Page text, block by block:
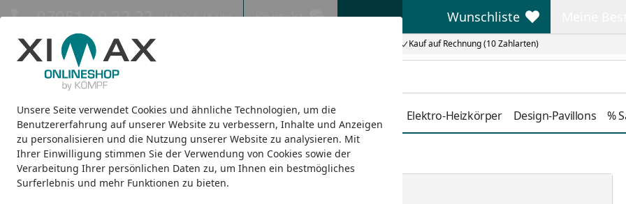
Unsere Seite verwendet Cookies und ähnliche Technologien, um die
Benutzererfahrung auf unserer Website zu verbessern, Inhalte und Anzeigen
zu personalisieren und die Nutzung unserer Website zu analysieren. Mit
Ihrer Einwilligung stimmen Sie der Verwendung von Cookies sowie der
Verarbeitung Ihrer persönlichen Daten zu, um Ihnen ein bestmögliches
Surferlebnis und mehr Funktionen zu bieten.
Eigene Montage-Teams Kauf auf Rechnung (10 Zahlarten)
07051 / 9 22 22 Mo-Fr. 8-16 Uhr Kontakt Wunschliste
Wunschliste
Design-Carports Design-Heizkörper Infrarot-Heizkörper Duschkabinen Elektro-Heizkörper Design-Pavillons %
Startseite
Vertrag widerrufen